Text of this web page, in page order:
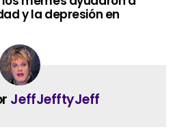
y la depresión en
JeffJefftyJeff